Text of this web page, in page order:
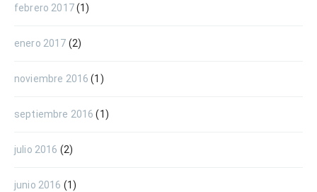
febrero 2017(1)
enero 2017 (2)
noviembre 2016 (1)
septiembre 2016 (1)
julio 2016 (2)
junio 2016 (1)